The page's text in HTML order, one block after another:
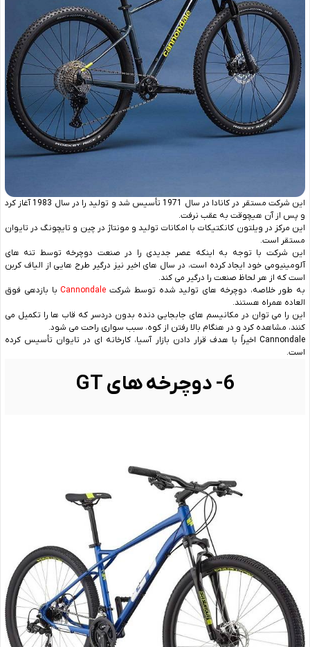
این شرکت مستقر در کانادا در سال 1971 تأسیس شد و تولید را در سال 1983 آغاز کرد
و پس از آن هیچوقت به عقب نرفت.
این مرکز در ویلتون کانکتیکات با امکانات تولید و مونتاژ در چین و تایچونگ در تایوان
مستقر است.
این شرکت با توجه به اینکه عصر جدیدی را در صنعت دوچرخه توسط تنه‌ های
آلومینیومی خود ایجاد کرده است، در سال‌ های اخیر نیز درگیر طرح‌ هایی از الیاف کربن
است که از هر لحاظ صنعت را درگیر می ‌کند.
به طور خلاصه، دوچرخه ‌های تولید شده توسط شرکت Cannondaleبا بازدهی فوق
‌العاده همراه هستند.
این را می ‌توان در مکانیسم‌ های جابجایی دنده بدون دردسر که قاب‌ ها را تکمیل می‌
کنند، مشاهده کرد و در هنگام بالا رفتن از کوه، سبب سواری راحت می ‌شود.
Cannondale اخیراً با هدف قرار دادن بازار آسیا، کارخانه ‌ای در تایوان تأسیس کرده
است.
6- دوچرخه‌ های GT